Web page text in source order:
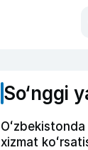
So‘nggi
xizmat